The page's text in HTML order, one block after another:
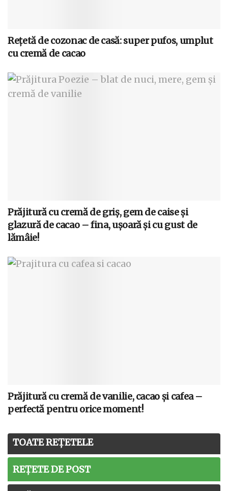
Rețetă de cozonac de casă: super pufos, umplut
cu cremă de cacao
Prăjitură cu cremă de griș, gem de caise și
glazură de cacao – fina, ușoară și cu gust de
lămâie!
Prăjitură cu cremă de vanilie, cacao și cafea –
perfectă pentru orice moment!
TOATE REȚETELE
REȚETE DE POST